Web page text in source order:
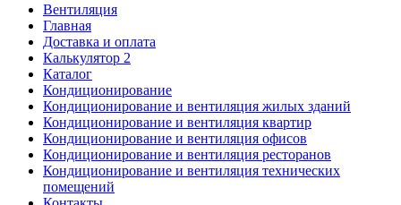
Вентиляция
Главная
Доставка и оплата
Калькулятор 2
Каталог
Кондиционирование
Кондиционирование и вентиляция жилых зданий
Кондиционирование и вентиляция квартир
Кондиционирование и вентиляция офисов
Кондиционирование и вентиляция ресторанов
Кондиционирование и вентиляция технических
помещений